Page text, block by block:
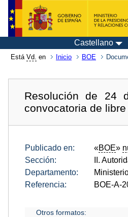
Castellano
Está Vd. en Inicio BOE
Resolución de 24
convocatoria de
Publicado en: «BOE»
Sección:
II.
Departamento:
Referencia:
BOE-A-
Otros formatos: